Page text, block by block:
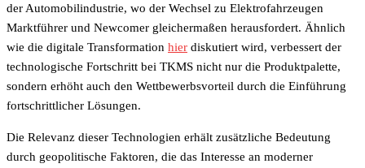
der Automobilindustrie, wo der Wechsel zu Elektrofahrzeugen
Marktführer und Newcomer gleichermaßen herausfordert. Ähnlich
wie die digitale Transformation hier diskutiert wird, verbessert der
technologische Fortschritt bei TKMS nicht nur die Produktpalette,
sondern erhöht auch den Wettbewerbsvorteil durch die Einführung
fortschrittlicher Lösungen.
Die Relevanz dieser Technologien erhält zusätzliche Bedeutung
durch geopolitische Faktoren, die das Interesse an moderner